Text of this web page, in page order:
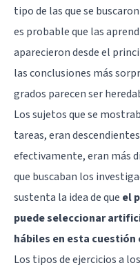
tipo de las que se
es probable que las
aparecieron desde el
las conclusiones más
grados parecen ser
Los sujetos que se
tareas, eran
efectivamente, eran más
que buscaban los
sustenta la idea de que el
puede seleccionar
hábiles en esta cuestión
Los tipos de ejercicios a